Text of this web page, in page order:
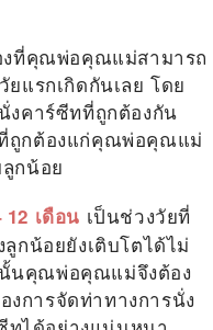
งที่คุณพ่อคุณแม่สามารถ
แรกเกิดกันเลย โดย
งคาร์ซีทที่ถูกต้องกัน
ถูกต้องแก่คุณพ่อคุณแม่
กน้อย
เดือน เป็นช่วงวัยที่
กน้อยยังเติบโตได้ไม่
นั้นคุณพ่อคุณแม่จึงต้อง
งการจัดท่าทางการนั่ง